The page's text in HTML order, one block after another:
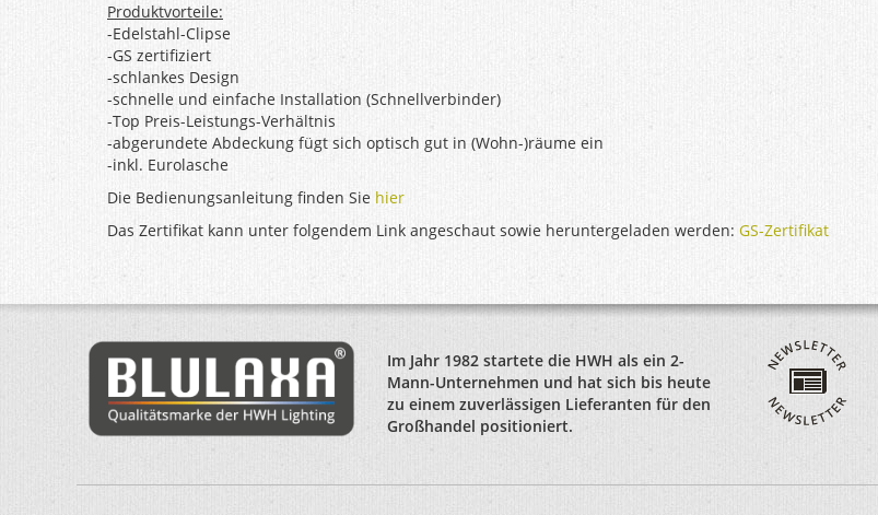
Produktvorteile:
-Edelstahl-Clipse
-GS zertifiziert
-schlankes Design
-schnelle und einfache Installation (Schnellverbinder)
-Top Preis-Leistungs-Verhältnis
-abgerundete Abdeckung fügt sich optisch gut in (Wohn-)räume ein
-inkl. Eurolasche
Die Bedienungsanleitung finden Sie hier
Das Zertifikat kann unter folgendem Link angeschaut sowie heruntergeladen werden: GS-Zertifikat
Im Jahr 1982 startete die HWH als ein 2-
Mann-Unternehmen und hat sich bis heute
zu einem zuverlässigen Lieferanten für den
Großhandel positioniert.